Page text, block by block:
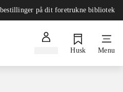
på dit foretrukne bibliotek
Husk Menu